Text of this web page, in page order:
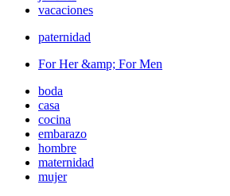
vacaciones
paternidad
For Her &amp; For Men
boda
casa
cocina
embarazo
hombre
maternidad
mujer